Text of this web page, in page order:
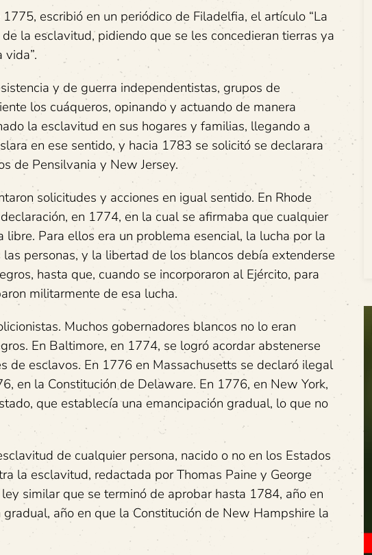
escribió en un periódico de Filadelfia, el artículo “La
la esclavitud, pidiendo que se les concedieran tierras ya
y de guerra independentistas, grupos de
los cuáqueros, opinando y actuando de manera
la esclavitud en sus hogares y familias, llegando a
en ese sentido, y hacia 1783 se solicitó se declarara
de Pensilvania y New Jersey.
solicitudes y acciones en igual sentido. En Rhode
en 1774, en la cual se afirmaba que cualquier
Para ellos era un problema esencial, la lucha por la
personas, y la libertad de los blancos debía extenderse
hasta que, cuando se incorporaron al Ejército, para
militarmente de esa lucha.
Muchos gobernadores blancos no lo eran
En Baltimore, en 1774, se logró acordar abstenerse
de esclavos. En 1776 en Massachusetts se declaró ilegal
en la Constitución de Delaware. En 1776, en New York,
que establecía una emancipación gradual, lo que no
de cualquier persona, nacido o no en los Estados
la esclavitud, redactada por Thomas Paine y George
similar que se terminó de aprobar hasta 1784, año en
año en que la Constitución de New Hampshire la